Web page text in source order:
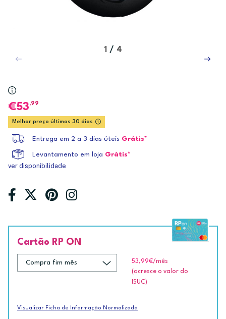
1 / 4
53,99
Melhor preço últimos 30 dias
Entrega em 2 a 3 dias úteis Grátis*
Levantamento em loja Grátis*
ver disponibilidade
Cartão RP ON
53,99€/mês
(acresce o valor do
ISUC)
Visualizar Ficha de Informação Normalizada